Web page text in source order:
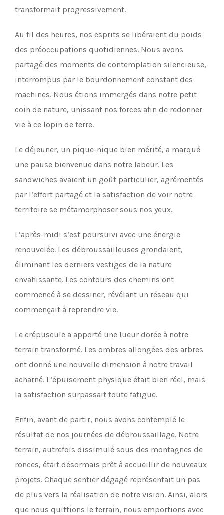
transformait progressivement.
Au fil des heures, nos esprits se libéraient du poids
des préoccupations quotidiennes. Nous avons
partagé des moments de contemplation silencieuse,
interrompus par le bourdonnement constant des
machines. Nous étions immergés dans notre petit
coin de nature, unissant nos forces afin de redonner
vie à ce lopin de terre.
Le déjeuner, un pique-nique bien mérité, a marqué
une pause bienvenue dans notre labeur. Les
sandwiches avaient un goût particulier, agrémentés
par l’effort partagé et la satisfaction de voir notre
territoire se métamorphoser sous nos yeux.
L’après-midi s’est poursuivi avec une énergie
renouvelée. Les débroussailleuses grondaient,
éliminant les derniers vestiges de la nature
envahissante. Les contours des chemins ont
commencé à se dessiner, révélant un réseau qui
commençait à reprendre vie.
Le crépuscule a apporté une lueur dorée à notre
terrain transformé. Les ombres allongées des arbres
ont donné une nouvelle dimension à notre travail
acharné. L’épuisement physique était bien réel, mais
la satisfaction surpassait toute fatigue.
Enfin, avant de partir, nous avons contemplé le
résultat de nos journées de débroussaillage. Notre
terrain, autrefois dissimulé sous des montagnes de
ronces, était désormais prêt à accueillir de nouveaux
projets. Chaque sentier dégagé représentait un pas
de plus vers la réalisation de notre vision. Ainsi, alors
que nous quittions le terrain, nous emportions avec